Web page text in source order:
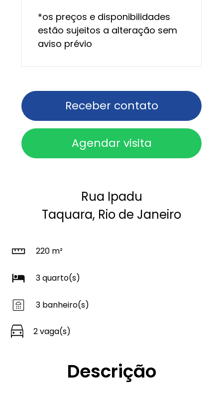
*os preços e disponibilidades
estão sujeitos a alteração sem
aviso prévio
Receber contato
Agendar visita
Rua Ipadu
Taquara, Rio de Janeiro
220 m²
3 quarto(s)
3 banheiro(s)
2 vaga(s)
Descrição